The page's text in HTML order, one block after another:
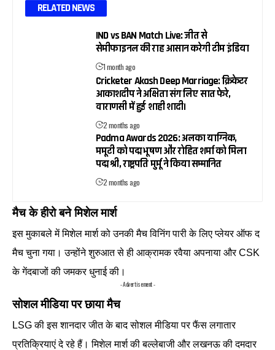
RELATED NEWS
IND vs BAN Match Live: जीत से
सेमीफाइनल की राह आसान करेगी टीम इंडिया
1 month ago
Cricketer Akash Deep Marriage: क्रिकेटर
आकाशदीप ने अक्षिता संग लिए सात फेरे,
वाराणसी में हुई शाही शादी।
2 months ago
Padma Awards 2026: अलका याग्निक,
ममूटी को पद्म भूषण और रोहित शर्मा को मिला
पद्म श्री, राष्ट्रपति मुर्मू ने किया सम्मानित
2 months ago
मैच के हीरो बने मिशेल मार्श
इस मुकाबले में मिशेल मार्श को उनकी मैच विनिंग पारी के लिए प्लेयर ऑफ द
मैच चुना गया। उन्होंने शुरुआत से ही आक्रामक रवैया अपनाया और CSK
के गेंदबाजों की जमकर धुनाई की।
- Advertisement -
सोशल मीडिया पर छाया मैच
LSG की इस शानदार जीत के बाद सोशल मीडिया पर फैंस लगातार
प्रतिक्रियाएं दे रहे हैं। मिशेल मार्श की बल्लेबाजी और लखनऊ की दमदार